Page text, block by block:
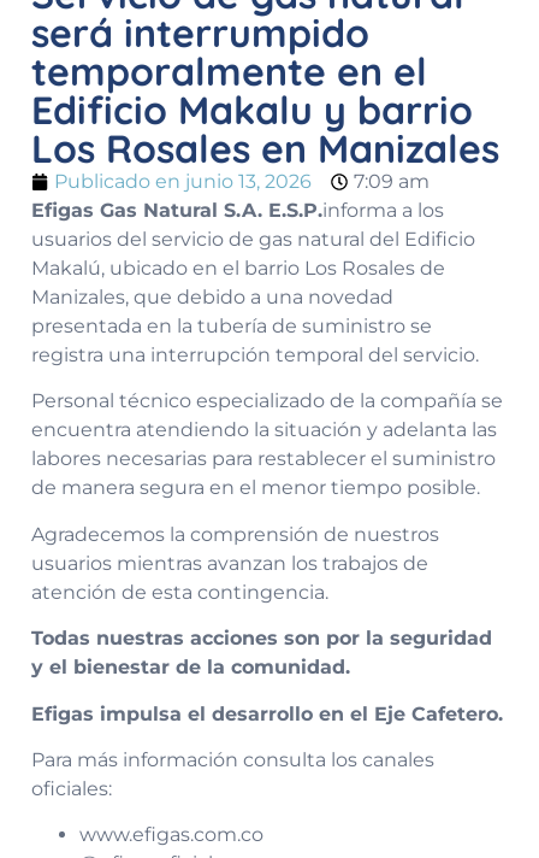
será interrumpido
temporalmente en el
Edificio Makalu y barrio
Los Rosales en Manizales
Publicado en junio 13, 2026
7:09 am
Efigas Gas Natural S.A. E.S.P.informa a los
usuarios del servicio de gas natural del Edificio
Makalú, ubicado en el barrio Los Rosales de
Manizales, que debido a una novedad
presentada en la tubería de suministro se
registra una interrupción temporal del servicio.
Personal técnico especializado de la compañía se
encuentra atendiendo la situación y adelanta las
labores necesarias para restablecer el suministro
de manera segura en el menor tiempo posible.
Agradecemos la comprensión de nuestros
usuarios mientras avanzan los trabajos de
atención de esta contingencia.
Todas nuestras acciones son por la seguridad
y el bienestar de la comunidad.
Efigas impulsa el desarrollo en el Eje Cafetero.
Para más información consulta los canales
oficiales:
www.efigas.com.co